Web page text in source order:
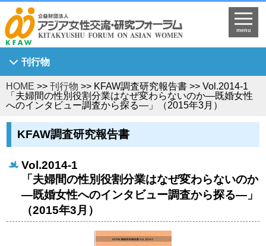
menu
刊行物
Asian Breeze
アジア女性研究
KFAW調査研究報告書
Journal of Asian Women's Studies
KFAW客員研究員研究報告書
世界中のひまわり姫へ
HOME >> 刊行物 >> KFAW調査研究報告書 >> Vol.2014-1
「夫婦間の性別役割分業はなぜ変わらないのか―既婚女性
へのインタビュー調査から探る―」（2015年3月）
KFAW調査研究報告書
Vol.2014-1
「夫婦間の性別役割分業はなぜ変わらないのか
―既婚女性へのインタビュー調査から探る―」
（2015年3月）